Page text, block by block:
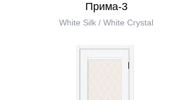
Прима-3
White Silk / White Сrystal